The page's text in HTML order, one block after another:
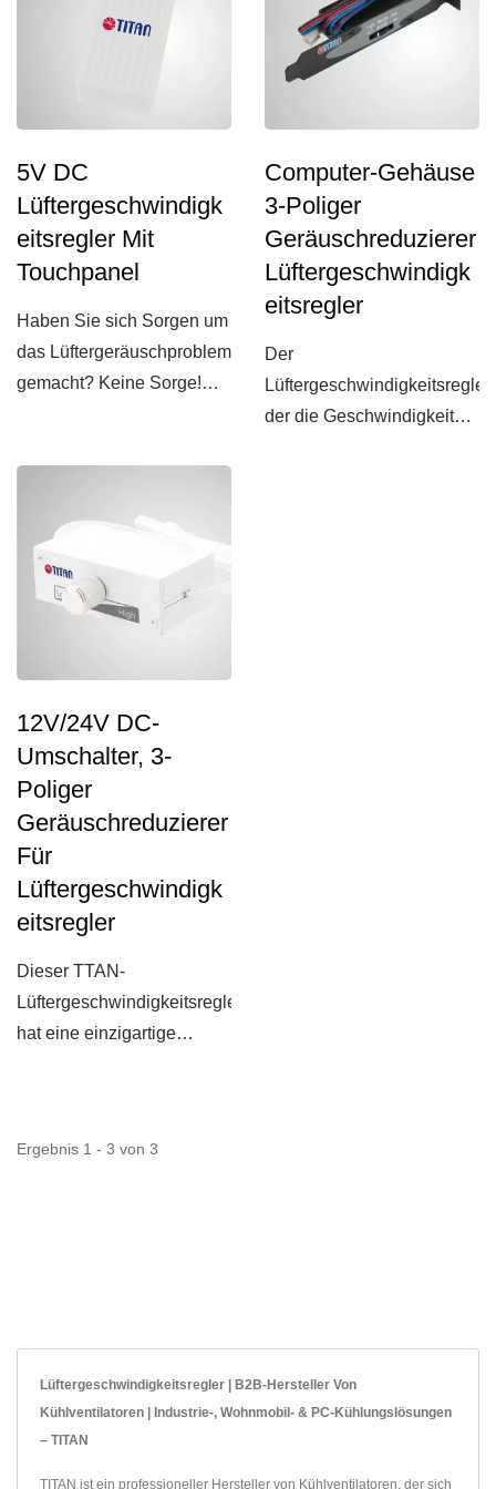
5V DC
Lüftergeschwindigk
Eitsregler Mit
Touchpanel
Haben Sie sich Sorgen um
das Lüftergeräuschproblem
gemacht? Keine Sorge!
Computer-Gehäuse
3-Poliger
Geräuschreduzierer
Lüftergeschwindigk
Eitsregler
Der
Lüftergeschwindigkeitsregler,
der die Geschwindigkeit
12V/24V DC-
Umschalter, 3-
Poliger
Geräuschreduzierer
Für
Lüftergeschwindigk
Eitsregler
Dieser TTAN-
Lüftergeschwindigkeitsregler
hat eine einzigartige
Ergebnis 1 - 3 von 3
Lüftergeschwindigkeitsregler | B2B-Hersteller Von
Kühlventilatoren | Industrie-, Wohnmobil- & PC-Kühlungslösungen
– TITAN
TITAN ist ein professioneller Hersteller von Kühlventilatoren, der sich